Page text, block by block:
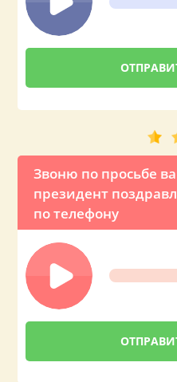
Звоню по просьбе
президент
по телефону